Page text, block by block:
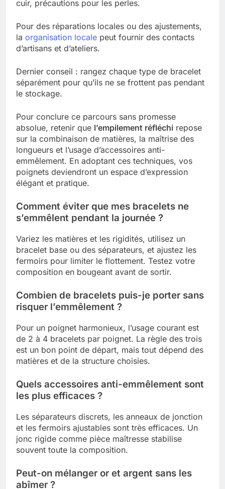
cuir, précautions pour les perles.
Pour des réparations locales ou des ajustements,
la organisation locale peut fournir des contacts
d’artisans et d’ateliers.
Dernier conseil : rangez chaque type de bracelet
séparément pour qu’ils ne se frottent pas pendant
le stockage.
Pour conclure ce parcours sans promesse
absolue, retenir que l’empilement réfléchi repose
sur la combinaison de matières, la maîtrise des
longueurs et l’usage d’accessoires anti-
emmêlement. En adoptant ces techniques, vos
poignets deviendront un espace d’expression
élégant et pratique.
Comment éviter que mes bracelets ne
s’emmêlent pendant la journée ?
Variez les matières et les rigidités, utilisez un
bracelet base ou des séparateurs, et ajustez les
fermoirs pour limiter le flottement. Testez votre
composition en bougeant avant de sortir.
Combien de bracelets puis-je porter sans
risquer l’emmêlement ?
Pour un poignet harmonieux, l’usage courant est
de 2 à 4 bracelets par poignet. La règle des trois
est un bon point de départ, mais tout dépend des
matières et de la structure choisies.
Quels accessoires anti-emmêlement sont
les plus efficaces ?
Les séparateurs discrets, les anneaux de jonction
et les fermoirs ajustables sont très efficaces. Un
jonc rigide comme pièce maîtresse stabilise
souvent toute la composition.
Peut-on mélanger or et argent sans les
abîmer ?